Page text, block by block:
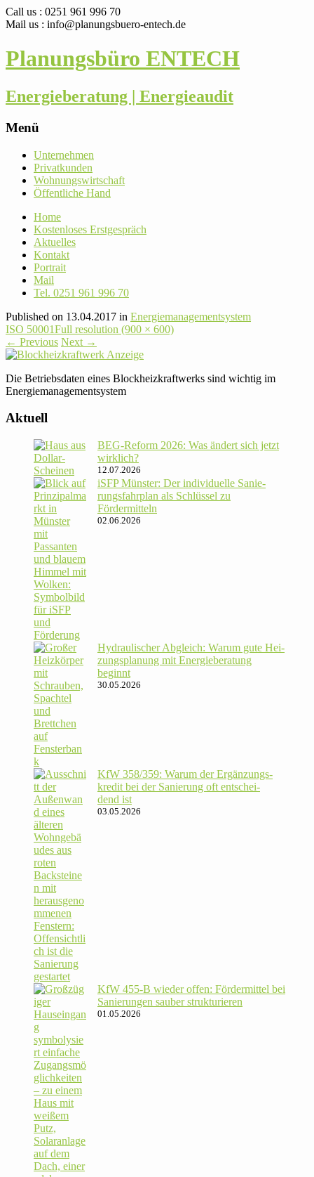
Call us : 0251 961 996 70
Mail us : info@planungsbuero-entech.de
Planungsbüro ENTECH
Energieberatung | Energieaudit
Menü
Skip
content
Unter­nehmen
Pri­vat­kunden
Woh­nungs­wirt­schaft
Öffent­liche Hand
Home
Kos­ten­loses Erstgespräch
Aktu­elles
Kontakt
Por­trait
Mail
Tel. 0251 961 996 70
Published on 13.04.2017 in Ener­gie­ma­nage­ment­system
ISO 50001Full resolution (900 × 600)
← Previous Next →
Die Betriebs­daten eines Block­heiz­kraft­werks sind wichtig im
Energiemanagementsystem
Aktuell
BEG-Reform 2026: Was ändert sich jetzt
wirklich?
12.07.2026
iSFP Münster: Der indi­vi­du­elle Sanie­
rungs­fahr­plan als Schlüssel zu
Fördermitteln
02.06.2026
Hydrau­li­scher Abgleich: Warum gute Hei­
zungs­pla­nung mit Energie­beratung
beginnt
30.05.2026
KfW 358/​359: Warum der Ergän­zungs­
kredit bei der Sanie­rung oft ent­schei­
dend ist
03.05.2026
KfW 455‑B wieder offen: För­der­mittel bei
Sanie­rungen sauber strukturieren
01.05.2026